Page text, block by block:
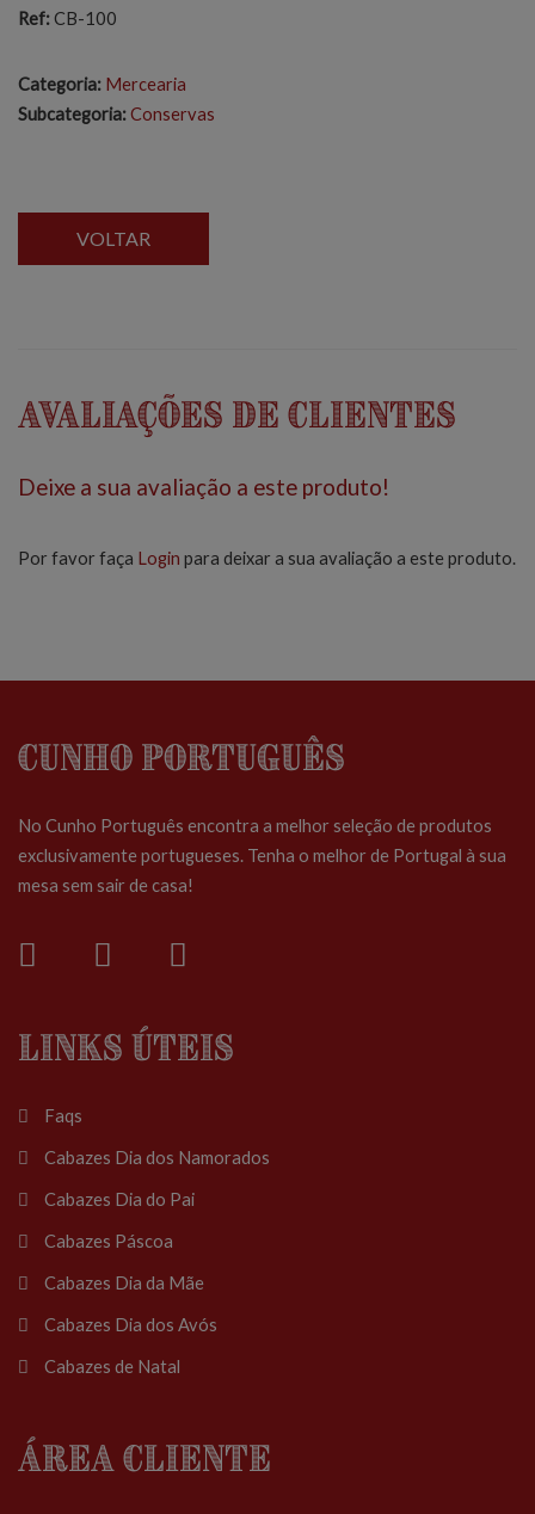
Ref:CB-100
Categoria: Mercearia
Subcategoria:Conservas
VOLTAR
Avaliações de Clientes
Deixe a sua avaliação a este produto!
Por favor faça Login para deixar a sua avaliação a este produto.
Cunho Português
No Cunho Português encontra a melhor seleção de produtos
exclusivamente portugueses. Tenha o melhor de Portugal à sua
mesa sem sair de casa!
Links Úteis
Faqs
Cabazes Dia dos Namorados
Cabazes Dia do Pai
Cabazes Páscoa
Cabazes Dia da Mãe
Cabazes Dia dos Avós
Cabazes de Natal
Área Cliente